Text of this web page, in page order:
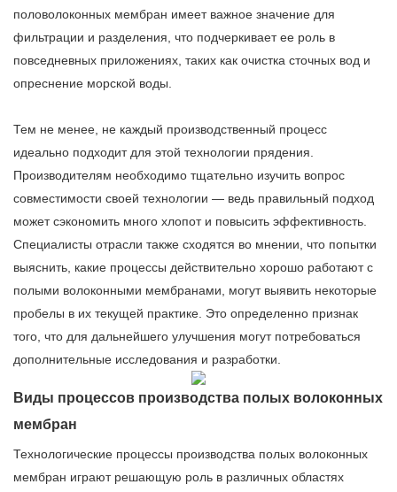
половолоконных мембран имеет важное значение для
фильтрации и разделения, что подчеркивает ее роль в
повседневных приложениях, таких как очистка сточных вод и
опреснение морской воды.
Тем не менее, не каждый производственный процесс
идеально подходит для этой технологии прядения.
Производителям необходимо тщательно изучить вопрос
совместимости своей технологии — ведь правильный подход
может сэкономить много хлопот и повысить эффективность.
Специалисты отрасли также сходятся во мнении, что попытки
выяснить, какие процессы действительно хорошо работают с
полыми волоконными мембранами, могут выявить некоторые
пробелы в их текущей практике. Это определенно признак
того, что для дальнейшего улучшения могут потребоваться
дополнительные исследования и разработки.
Виды процессов производства полых волоконных
мембран
Технологические процессы производства полых волоконных
мембран играют решающую роль в различных областях